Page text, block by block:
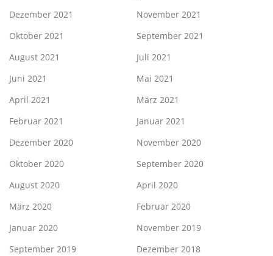
Dezember 2021
November 2021
Oktober 2021
September 2021
August 2021
Juli 2021
Juni 2021
Mai 2021
April 2021
März 2021
Februar 2021
Januar 2021
Dezember 2020
November 2020
Oktober 2020
September 2020
August 2020
April 2020
März 2020
Februar 2020
Januar 2020
November 2019
September 2019
Dezember 2018